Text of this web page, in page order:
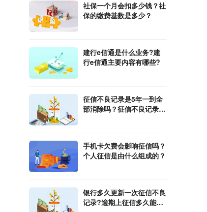
社保一个月会扣多少钱？社
保的缴费基数是多少？
建行e信通是什么业务?建
行e信通主要内容有哪些?
征信不良记录是5年一到全
部消除吗？征信不良记录如
手机卡欠费会影响征信吗？
个人征信是由什么组成的？
银行多久更新一次征信不良
记录?逾期上征信多久能消